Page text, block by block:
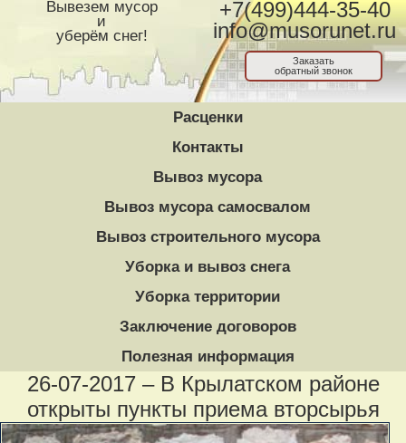
Вывезем мусор
и
уберём снег!
+7(499)444-35-40
info@musorunet.ru
Заказать
обратный звонок
Расценки
Контакты
Вывоз мусора
Вывоз мусора самосвалом
Вывоз строительного мусора
Уборка и вывоз снега
Уборка территории
Заключение договоров
Полезная информация
26-07-2017 – В Крылатском районе
открыты пункты приема вторсырья